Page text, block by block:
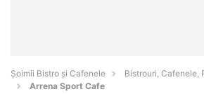
Șoimii Bistro și Cafenele
Bistrouri, Cafenele,
Arrena Sport Cafe